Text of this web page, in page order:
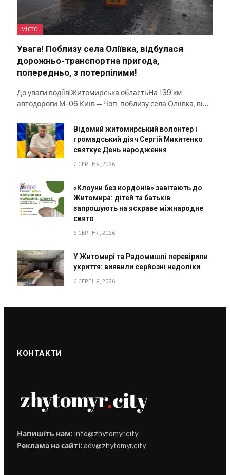
МІСТО
Увага! Поблизу села Оліївка, відбулася
дорожньо-транспортна пригода,
попередньо, з потерпілими!
До уваги водіїв!Житомирська областьНа 139 км
автодороги М-06 Київ — Чоп, поблизу села Оліївка, ві…
Відомий житомирський волонтер і
громадський діяч Сергій Микитенко
святкує День народження
7 СЕРПНЯ, 2026
«Клоуни без кордонів» завітають до
Житомира: дітей та батьків
запрошують на яскраве міжнародне
свято
6 СЕРПНЯ, 2026
У Житомирі та Радомишлі перевірили
укриття: виявили серйозні недоліки
6 СЕРПНЯ, 2026
КОНТАКТИ
Напишіть нам: info@zhytomyr.city
Реклама на сайті: adv@zhytomyr.city